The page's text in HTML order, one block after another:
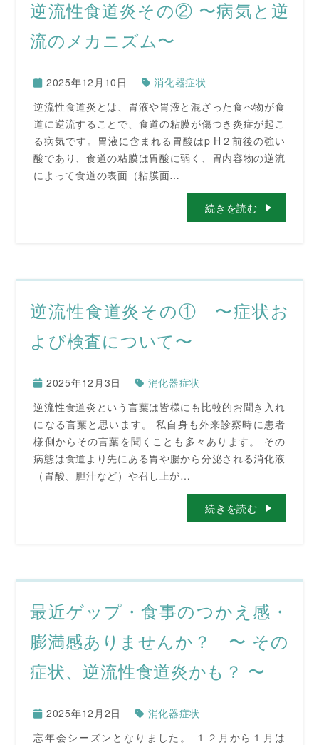
逆流性食道炎その② 〜病気と逆
流のメカニズム〜
2025年12月10日
消化器症状
逆流性食道炎とは、胃液や胃液と混ざった食べ物が食
道に逆流することで、食道の粘膜が傷つき炎症が起こ
る病気です。胃液に含まれる胃酸はp H２前後の強い
酸であり、食道の粘膜は胃酸に弱く、胃内容物の逆流
によって食道の表面（粘膜面…
続きを読む
逆流性食道炎その① 〜症状お
よび検査について〜
2025年12月3日
消化器症状
逆流性食道炎という言葉は皆様にも比較的お聞き入れ
になる言葉と思います。 私自身も外来診察時に患者
様側からその言葉を聞くことも多々あります。 その
病態は食道より先にある胃や腸から分泌される消化液
（胃酸、胆汁など）や召し上が…
続きを読む
最近ゲップ・食事のつかえ感・
膨満感ありませんか？ 〜 その
症状、逆流性食道炎かも？ 〜
2025年12月2日
消化器症状
忘年会シーズンとなりました。 １２月から１月は